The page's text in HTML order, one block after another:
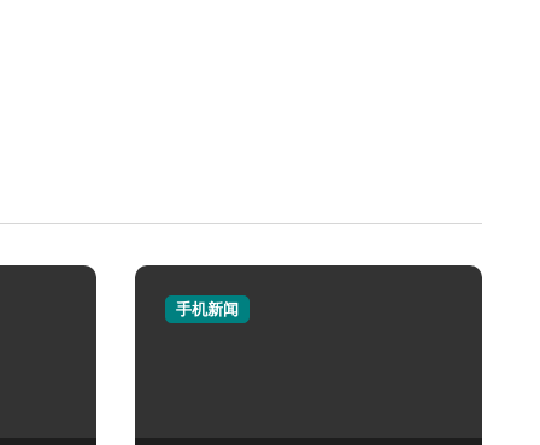
手机新闻